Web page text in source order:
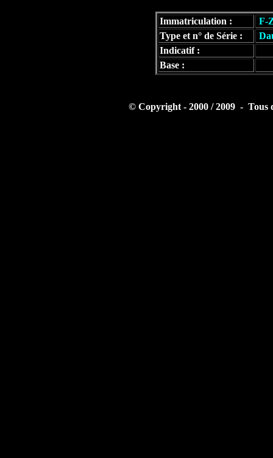
Immatriculation :
F-
Type et n° de Série :
Indicatif :
Base :
© Copyright - 2000 / 2009 - Tous